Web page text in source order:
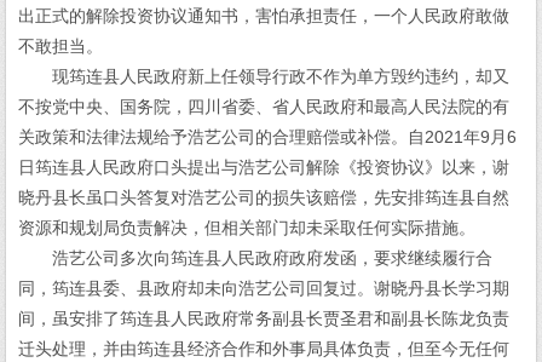
出正式的解除投资协议通知书，害怕承担责任，一个人民政府敢做
不敢担当。
现筠连县人民政府新上任领导行政不作为单方毁约违约，却又
不按党中央、国务院，四川省委、省人民政府和最高人民法院的有
关政策和法律法规给予浩艺公司的合理赔偿或补偿。自2021年9月6
日筠连县人民政府口头提出与浩艺公司解除《投资协议》以来，谢
晓丹县长虽口头答复对浩艺公司的损失该赔偿，先安排筠连县自然
资源和规划局负责解决，但相关部门却未采取任何实际措施。
浩艺公司多次向筠连县人民政府政府发函，要求继续履行合
同，筠连县委、县政府却未向浩艺公司回复过。谢晓丹县长学习期
间，虽安排了筠连县人民政府常务副县长贾圣君和副县长陈龙负责
迁头处理，并由筠连县经济合作和外事局具体负责，但至今无任何